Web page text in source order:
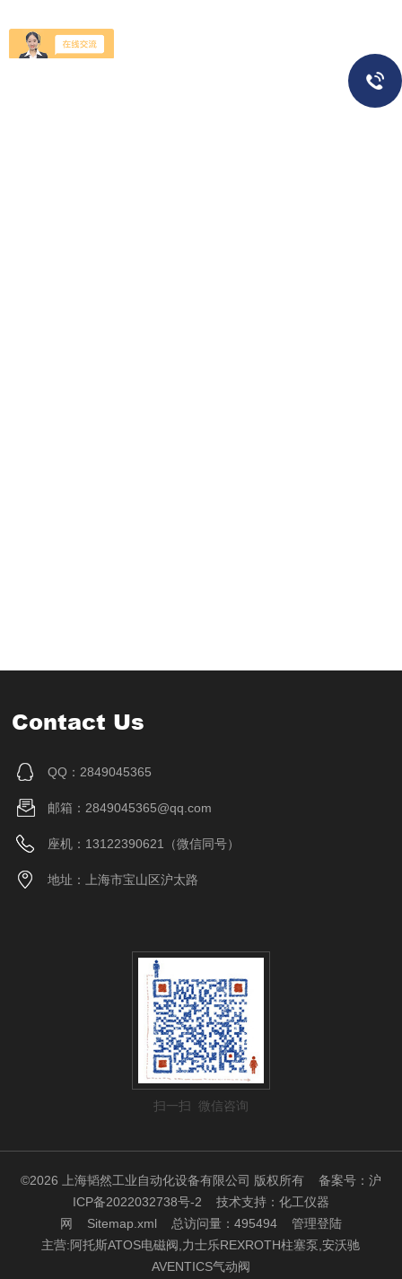
Contact Us
QQ：2849045365
邮箱：2849045365@qq.com
座机：13122390621（微信同号）
地址：上海市宝山区沪太路
扫一扫 微信咨询
©2026 上海韬然工业自动化设备有限公司 版权所有 备案号：沪
ICP备2022032738号-2 技术支持： 化工仪器
网
Sitemap.xml 总访问量：495494 管理登陆
主营:阿托斯ATOS电磁阀,力士乐REXROTH柱塞泵,安沃驰
AVENTICS气动阀